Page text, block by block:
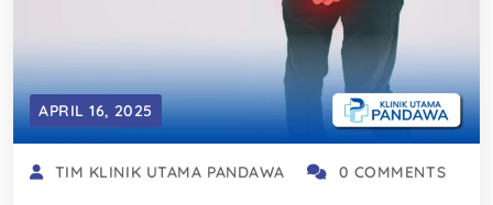
APRIL 16, 2025
TIM KLINIK UTAMA PANDAWA 0 COMMENTS